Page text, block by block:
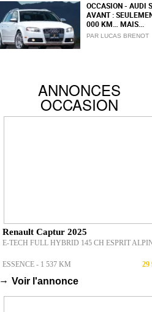
OCCASION - AUDI
AVANT :
000 KM… MAIS...
PAR LUCAS BRENOT
ANNONCES
OCCASION
Renault Captur 2025
E-TECH FULL HYBRID 145 CH ESPRIT
ESSENCE - 1 537 KM 29
→ Voir l'annonce